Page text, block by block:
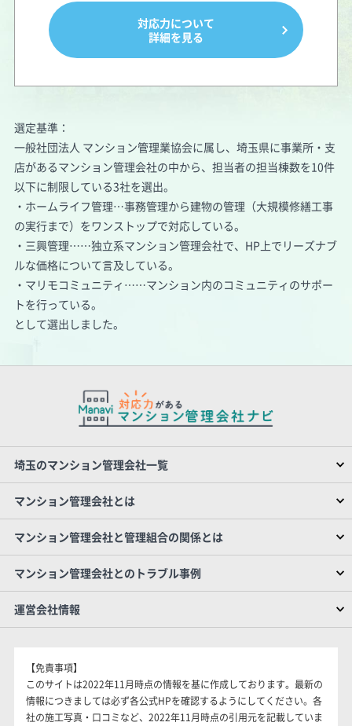
対応力について
詳細を見る
選定基準：
一般社団法人 マンション管理業協会に属し、埼玉県に事業所・支
店があるマンション管理会社の中から、担当者の担当棟数を10件
以下に制限している3社を選出。
・ホームライフ管理…事務管理から建物の管理（大規模修繕工事
の実行まで）をワンストップで対応している。
・三興管理……独立系マンション管理会社で、HP上でリーズナブ
ルな価格について言及している。
・マリモコミュニティ……マンション内のコミュニティのサポー
トを行っている。
として選出しました。
埼玉のマンション管理会社一覧
マンション管理会社とは
マンション管理会社と管理組合の関係とは
マンション管理会社とのトラブル事例
運営会社情報
【免責事項】
このサイトは2022年11月時点の情報を基に作成しております。最新の
情報につきましては必ず各公式HPを確認するようにしてください。各
社の施工写真・口コミなど、2022年11月時点の引用元を記載していま